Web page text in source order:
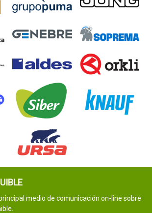
medio de comunicación on-line sobre